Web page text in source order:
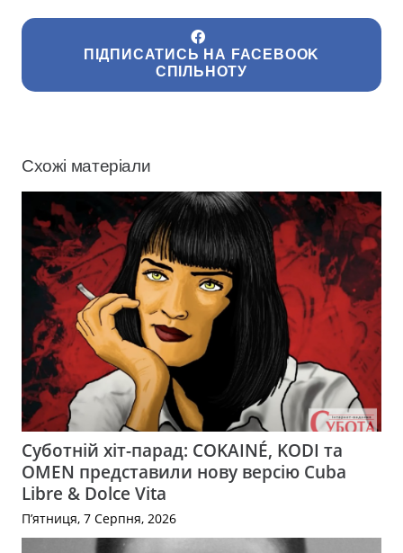
ПІДПИСАТИСЬ НА FACEBOOK
СПІЛЬНОТУ
Схожі матеріали
Суботній хіт-парад: COKAINÉ, KODI та
OMEN представили нову версію Cuba
Libre & Dolce Vita
П’ятниця, 7 Серпня, 2026